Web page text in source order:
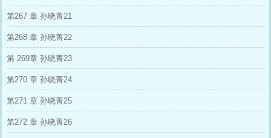
第267 章 孙晓菁21
第268 章 孙晓菁22
第 269章 孙晓菁23
第270 章 孙晓菁24
第271 章 孙晓菁25
第272 章 孙晓菁26